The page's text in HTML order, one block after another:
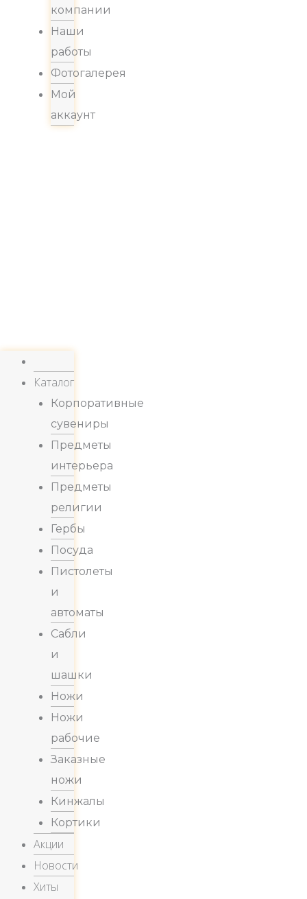
компании
Наши
работы
Фотогалерея
Мой
аккаунт
Каталог
Корпоративные
сувениры
Предметы
интерьера
Предметы
религии
Гербы
Посуда
Пистолеты
и
автоматы
Сабли
и
шашки
Ножи
Ножи
рабочие
Заказные
ножи
Кинжалы
Кортики
Акции
Новости
Хиты